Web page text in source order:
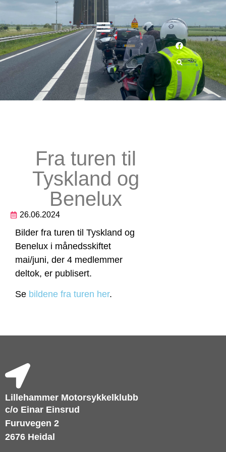
Fra turen til
Tyskland og
Benelux
26.06.2024
Bilder fra turen til Tyskland og
Benelux i månedsskiftet
mai/juni, der 4 medlemmer
deltok, er publisert.
Se bildene fra turen her.
Lillehammer Motorsykkelklubb
c/o Einar Einsrud
Furuvegen 2
2676 Heidal